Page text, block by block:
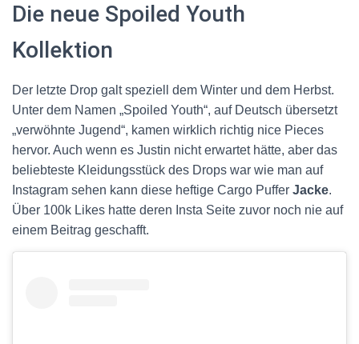
Die neue Spoiled Youth
Kollektion
Der letzte Drop galt speziell dem Winter und dem Herbst.
Unter dem Namen „Spoiled Youth“, auf Deutsch übersetzt
„verwöhnte Jugend“, kamen wirklich richtig nice Pieces
hervor. Auch wenn es Justin nicht erwartet hätte, aber das
beliebteste Kleidungsstück des Drops war wie man auf
Instagram sehen kann diese heftige Cargo Puffer Jacke.
Über 100k Likes hatte deren Insta Seite zuvor noch nie auf
einem Beitrag geschafft.